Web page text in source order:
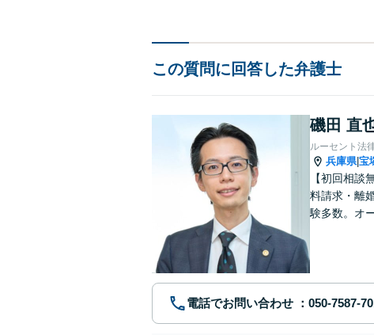
この質問に回答した弁護士
磯田 直
ルーセント法
兵庫県|宝
【初回相
料請求・離
験多数。オ
電話でお問い合わせ